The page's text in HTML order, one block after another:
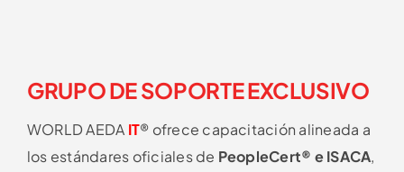
GRUPO DE SOPORTE EXCLUSIVO
WORLD AEDA IT® ofrece capacitación alineada a
los estándares oficiales de PeopleCert® e ISACA,